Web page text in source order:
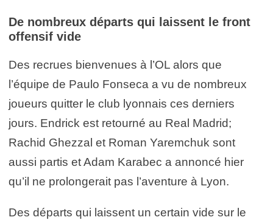
De nombreux départs qui laissent le front
offensif vide
Des recrues bienvenues à l’OL alors que
l’équipe de Paulo Fonseca a vu de nombreux
joueurs quitter le club lyonnais ces derniers
jours. Endrick est retourné au Real Madrid;
Rachid Ghezzal et Roman Yaremchuk sont
aussi partis et Adam Karabec a annoncé hier
qu’il ne prolongerait pas l’aventure à Lyon.
Des départs qui laissent un certain vide sur le